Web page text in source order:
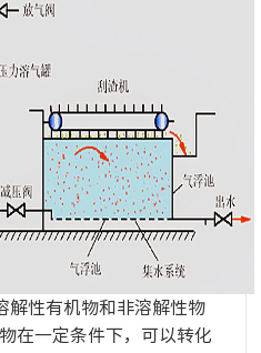
解性有机物和非溶解性物
在一定条件下，可以转化